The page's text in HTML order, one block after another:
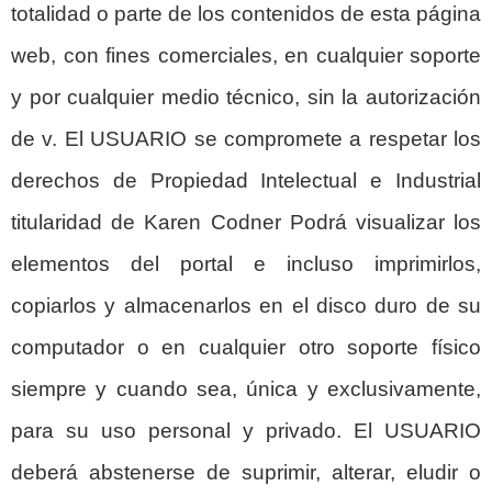
totalidad o parte de los contenidos de esta página
web, con fines comerciales, en cualquier soporte
y por cualquier medio técnico, sin la autorización
de v. El USUARIO se compromete a respetar los
derechos de Propiedad Intelectual e Industrial
titularidad de Karen Codner Podrá visualizar los
elementos del portal e incluso imprimirlos,
copiarlos y almacenarlos en el disco duro de su
computador o en cualquier otro soporte físico
siempre y cuando sea, única y exclusivamente,
para su uso personal y privado. El USUARIO
deberá abstenerse de suprimir, alterar, eludir o